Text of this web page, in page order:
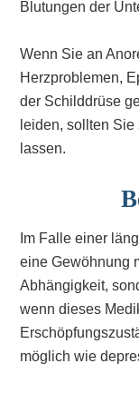
Blutungen der
Wenn Sie an
Herzproblemen,
der Schilddrüse
leiden, sollten
lassen.
Im Falle einer
eine Gewöhnung
Abhängigkeit,
wenn dieses
möglich wie